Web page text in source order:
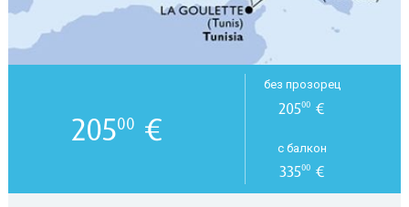
20500 €
без прозорец
20500 €
с балкон
33500€